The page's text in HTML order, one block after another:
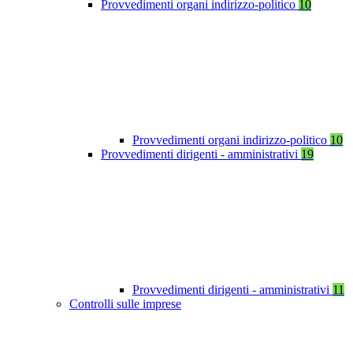
Provvedimenti organi indirizzo-politico 10
Provvedimenti organi indirizzo-politico 10
Provvedimenti dirigenti - amministrativi 19
Provvedimenti dirigenti - amministrativi 11
Controlli sulle imprese